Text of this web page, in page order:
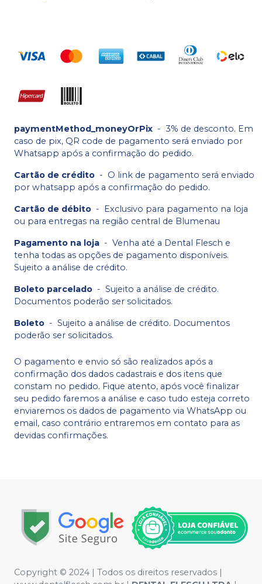
paymentMethod_moneyOrPix - 3% de desconto. Em
caso de pix, QR code de pagamento será enviado por
Whatsapp após a confirmação do pedido.
Cartão de crédito - O link de pagamento será enviado
por whatsapp após a confirmação do pedido.
Cartão de débito - Exclusivo para pagamento na loja
ou para entregas na região central de Blumenau
Pagamento na loja - Venha até a Dental Flesch e
tenha todas as opções de pagamento disponíveis.
Sujeito a análise de crédito.
Boleto parcelado - Sujeito a análise de crédito.
Documentos poderão ser solicitados.
Boleto - Sujeito a análise de crédito. Documentos
poderão ser solicitados.
O pagamento e envio só são realizados após a
confirmação dos dados cadastrais e dos itens que
constam no pedido. Fique atento, após você finalizar
seu pedido faremos a análise e caso tudo esteja correto
enviaremos os dados de pagamento via WhatsApp ou
email, caso contrário entraremos em contato para as
devidas confirmações.
Copyright © 2024 | Todos os direitos reservados |